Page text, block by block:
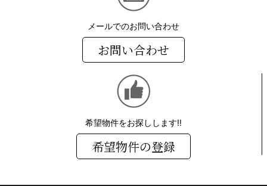
メールでのお問い合わせ
お問い合わせ
希望物件をお探しします!!
希望物件の登録